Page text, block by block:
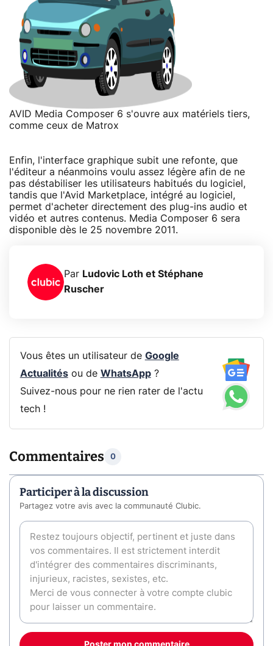
AVID Media Composer 6 s'ouvre aux matériels tiers,
comme ceux de Matrox
Enfin, l'interface graphique subit une refonte, que
l'éditeur a néanmoins voulu assez légère afin de ne
pas déstabiliser les utilisateurs habitués du logiciel,
tandis que l'Avid Marketplace, intégré au logiciel,
permet d'acheter directement des plug-ins audio et
vidéo et autres contenus. Media Composer 6 sera
disponible dès le 25 novembre 2011.
Par Ludovic Loth et Stéphane
Ruscher
Vous êtes un utilisateur de Google
Actualitésou de WhatsApp?
Suivez-nous pour ne rien rater de l'actu
tech !
Commentaires 0
Participer à la discussion
Partagez votre avis avec la communauté Clubic.